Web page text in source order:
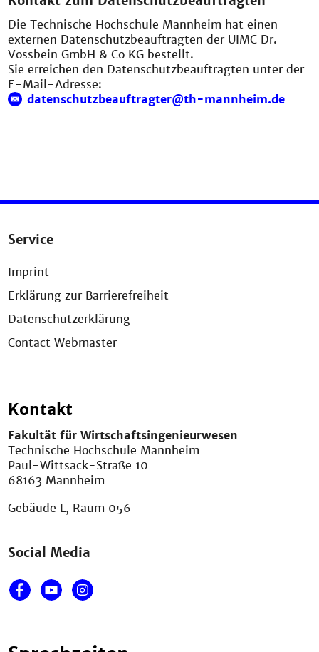
Die Technische Hochschule Mannheim hat einen
externen Datenschutzbeauftragten der UIMC Dr.
Vossbein GmbH & Co KG bestellt.
Sie erreichen den Datenschutzbeauftragten unter der
E-Mail-Adresse:
datenschutzbeauftragter@th-mannheim.de
Service
Imprint
Erklärung zur Barrierefreiheit
Datenschutzerklärung
Contact Webmaster
Kontakt
Fakultät für Wirtschaftsingenieurwesen
Technische Hochschule Mannheim
Paul-Wittsack-Straße 10
68163 Mannheim
Gebäude L, Raum 056
Social Media